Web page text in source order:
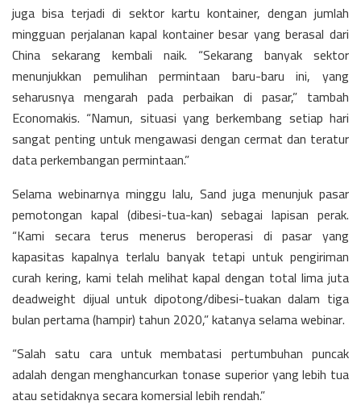
juga bisa terjadi di sektor kartu kontainer, dengan jumlah
mingguan perjalanan kapal kontainer besar yang berasal dari
China sekarang kembali naik. “Sekarang banyak sektor
menunjukkan pemulihan permintaan baru-baru ini, yang
seharusnya mengarah pada perbaikan di pasar,” tambah
Economakis. “Namun, situasi yang berkembang setiap hari
sangat penting untuk mengawasi dengan cermat dan teratur
data perkembangan permintaan.”
Selama webinarnya minggu lalu, Sand juga menunjuk pasar
pemotongan kapal (dibesi-tua-kan) sebagai lapisan perak.
“Kami secara terus menerus beroperasi di pasar yang
kapasitas kapalnya terlalu banyak tetapi untuk pengiriman
curah kering, kami telah melihat kapal dengan total lima juta
deadweight dijual untuk dipotong/dibesi-tuakan dalam tiga
bulan pertama (hampir) tahun 2020,” katanya selama webinar.
“Salah satu cara untuk membatasi pertumbuhan puncak
adalah dengan menghancurkan tonase superior yang lebih tua
atau setidaknya secara komersial lebih rendah.”